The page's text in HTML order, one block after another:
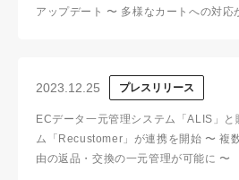
アップデート 〜 多様なカートへの対応
2023.12.25 プレスリリース
ECデータ一元管理システム「ALIS」
ム「Recustomer」が連携を開始 〜 複
由の返品・交換の一元管理が可能に 〜